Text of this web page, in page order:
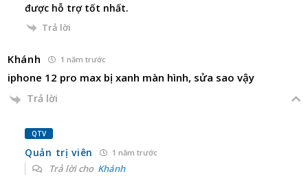
được hỗ trợ tốt nhất.
Trả lời
Khánh 1 năm trước
iphone 12 pro max bị xanh màn hình, sửa sao vậy
Trả lời
QTV
Quản trị viên 1 năm trước
Trả lời cho Khánh